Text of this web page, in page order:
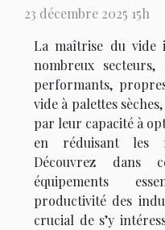
23 décembre 2025 15h
La maîtrise du vide
nombreux
performants,
vide à palettes
par leur capacité à
en réduisant les
Découvrez dans
équipements
productivité des
crucial de s’y